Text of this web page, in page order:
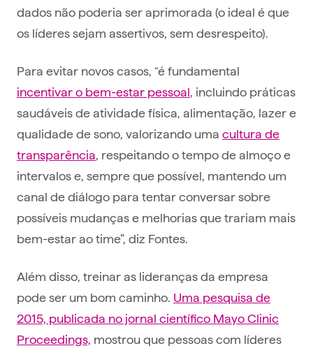
dados não poderia ser aprimorada (o ideal é que
os líderes sejam assertivos, sem desrespeito).
Para evitar novos casos, “é fundamental
incentivar o bem-estar pessoal, incluindo práticas
saudáveis de atividade física, alimentação, lazer e
qualidade de sono, valorizando uma cultura de
transparência, respeitando o tempo de almoço e
intervalos e, sempre que possível, mantendo um
canal de diálogo para tentar conversar sobre
possíveis mudanças e melhorias que trariam mais
bem-estar ao time”, diz Fontes.
Além disso, treinar as lideranças da empresa
pode ser um bom caminho. Uma pesquisa de
2015, publicada no jornal científico Mayo Clinic
Proceedings, mostrou que pessoas com líderes